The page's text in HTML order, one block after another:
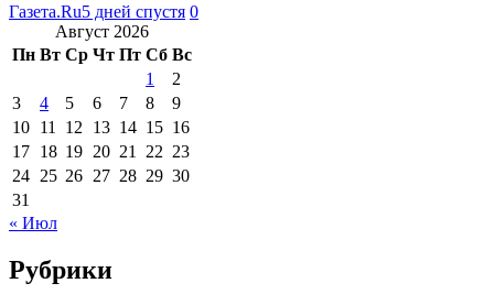
Газета.Ru5 дней спустя 0
Август 2026
Пн Вт Ср Чт Пт Сб Вс
1
2
3
4 5 6 7 8
9
10 11 12 13 14 15 16
17 18 19 20 21 22 23
24 25 26 27 28 29 30
31
« Июл
Рубрики